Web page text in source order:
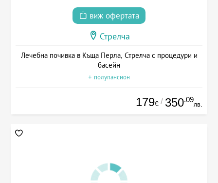
виж офертата
Стрелча
Лечебна почивка в Къща Перла, Стрелча с процедури и
басейн
+ полупансион
179€ / 350.09
лв.